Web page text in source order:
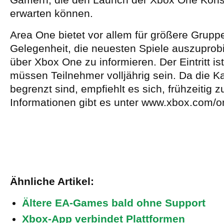
erwarten können.
Area One bietet vor allem für größere
Gelegenheit, die neuesten Spiele
über Xbox One zu informieren. Der Eintritt
müssen Teilnehmer volljährig sein. Da die
begrenzt sind, empfiehlt es sich, frühzeitig
Informationen gibt es unter www.xbox.com/
Ähnliche Artikel:
Ältere EA-Games bald ohne Support
Xbox-App verbindet Plattformen